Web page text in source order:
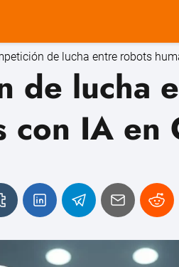
de lucha entre robots
de lucha
con IA en